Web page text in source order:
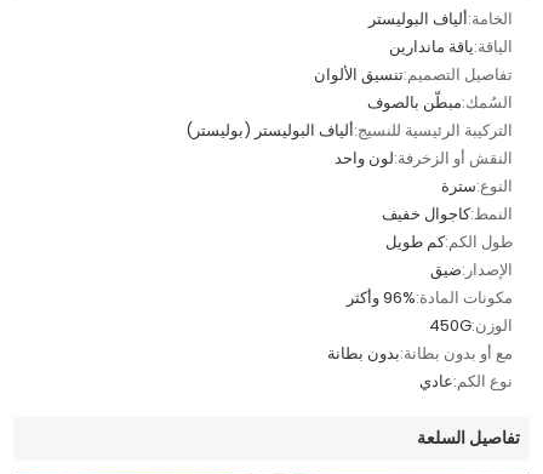
الخامة:ألياف البوليستر
الياقة:ياقة ماندارين
تفاصيل التصميم:تنسيق الألوان
السُمك:مبطّن بالصوف
التركيبة الرئيسية للنسيج:ألياف البوليستر (بوليستر)
النقش أو الزخرفة:لون واحد
النوع:سترة
النمط:كاجوال خفيف
طول الكم:كم طويل
الإصدار:ضيق
مكونات المادة:96% وأكثر
الوزن:450G
مع أو بدون بطانة:بدون بطانة
نوع الكم:عادي
تفاصيل السلعة